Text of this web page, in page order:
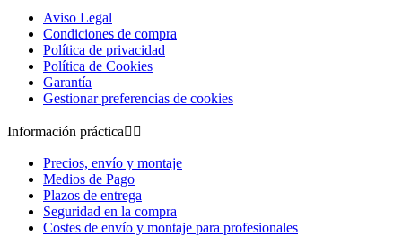
Aviso Legal
Condiciones de compra
Política de privacidad
Política de Cookies
Garantía
Gestionar preferencias de cookies
Información práctica 
Precios, envío y montaje
Medios de Pago
Plazos de entrega
Seguridad en la compra
Costes de envío y montaje para profesionales